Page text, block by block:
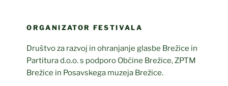
ORGANIZATOR FESTIVALA
Društvo za razvoj in ohranjanje glasbe Brežice in
Partitura d.o.o. s podporo Občine Brežice, ZPTM
Brežice in Posavskega muzeja Brežice.